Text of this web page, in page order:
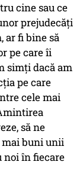
cine sau ce
prejudecăţi
ar fi bine să
pe care îi
simţi dacă am
pe care
cele mai
să ne
mai buni unii
noi în fiecare